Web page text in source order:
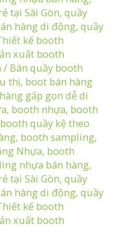
tại Sài Gòn,quầy
hàng di động,quầy
kế booth
xuất booth
/ Bán quầy booth
thị, boot bán hàng
gấp gọn dễ di
, booth nhựa, booth
booth quầy kệ theo
, booth sampling,
Nhựa, booth
nhựa bán hàng,
tại Sài Gòn,quầy
hàng di động,quầy
kế booth
xuất booth